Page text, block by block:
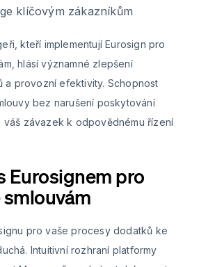
klíčovým zákazníkům
kteří implementují Eurosign pro
hlásí významné zlepšení
a provozní efektivity. Schopnost
bez narušení poskytování
váš závazek k odpovědnému řízení
Eurosignem pro
pro vaše procesy dodatků ke
Intuitivní rozhraní platformy